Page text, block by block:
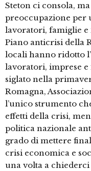
Steton ci consola,
preoccupazione per
lavoratori, famiglie e
Piano anticrisi della
locali hanno ridotto
lavoratori, imprese e
siglato nella
Romagna,
l’unico strumento
effetti della crisi,
politica nazionale
grado di mettere
crisi economica e
una volta a